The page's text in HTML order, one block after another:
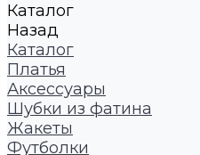
Каталог
Назад
Каталог
Платья
Аксессуары
Шубки из фатина
Жакеты
Футболки